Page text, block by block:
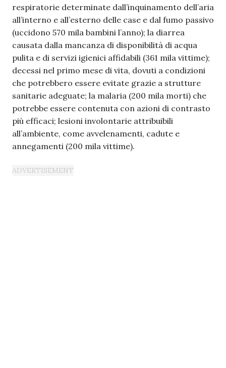
respiratorie determinate dall’inquinamento dell’aria
all’interno e all’esterno delle case e dal fumo passivo
(uccidono 570 mila bambini l’anno); la diarrea
causata dalla mancanza di disponibilità di acqua
pulita e di servizi igienici affidabili (361 mila vittime);
decessi nel primo mese di vita, dovuti a condizioni
che potrebbero essere evitate grazie a strutture
sanitarie adeguate; la malaria (200 mila morti) che
potrebbe essere contenuta con azioni di contrasto
più efficaci; lesioni involontarie attribuibili
all’ambiente, come avvelenamenti, cadute e
annegamenti (200 mila vittime).